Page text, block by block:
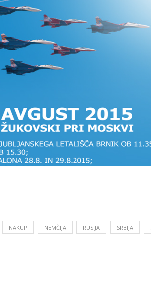
NAKUP NEMČIJA RUSIJA SRBIJA